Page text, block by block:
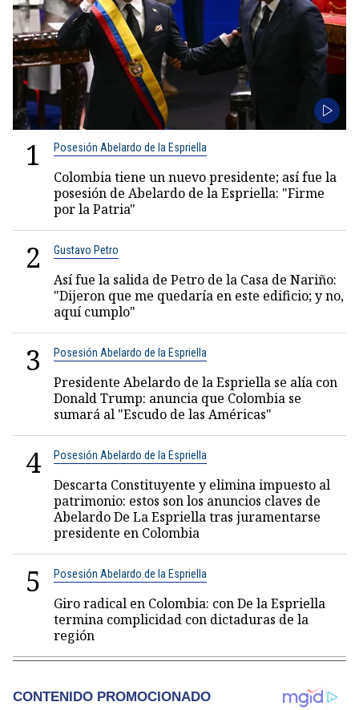
1 Posesión Abelardo de la Espriella
Colombia tiene un nuevo presidente; así fue la
posesión de Abelardo de la Espriella: "Firme
por la Patria"
2 Gustavo Petro
Así fue la salida de Petro de la Casa de Nariño:
"Dijeron que me quedaría en este edificio; y no,
aquí cumplo"
3 Posesión Abelardo de la Espriella
Presidente Abelardo de la Espriella se alía con
Donald Trump: anuncia que Colombia se
sumará al "Escudo de las Américas"
4 Posesión Abelardo de la Espriella
Descarta Constituyente y elimina impuesto al
patrimonio: estos son los anuncios claves de
Abelardo De La Espriella tras juramentarse
presidente en Colombia
5 Posesión Abelardo de la Espriella
Giro radical en Colombia: con De la Espriella
termina complicidad con dictaduras de la
región